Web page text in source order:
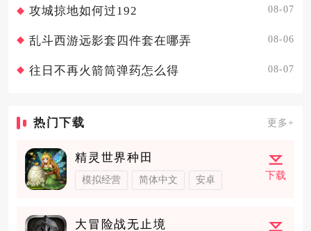
攻城掠地如何过192 08-07
乱斗西游远影套四件套在哪弄 08-06
往日不再火箭筒弹药怎么得 08-07
热门下载 更多+
精灵世界种田
模拟经营 简体中文 安卓 下载
大冒险战无止境